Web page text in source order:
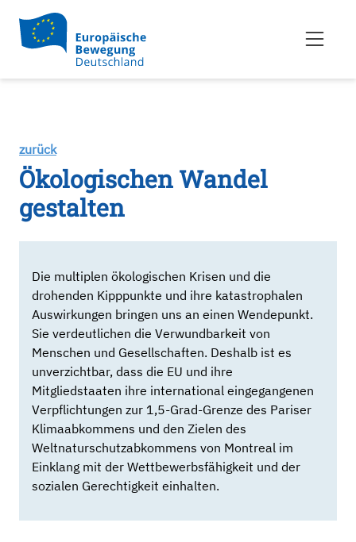
zurück
Ökologischen Wandel
gestalten
Die multiplen ökologischen Krisen und die
drohenden Kipppunkte und ihre katastrophalen
Auswirkungen bringen uns an einen Wendepunkt.
Sie verdeutlichen die Verwundbarkeit von
Menschen und Gesellschaften. Deshalb ist es
unverzichtbar, dass die EU und ihre
Mitgliedstaaten ihre international eingegangenen
Verpflichtungen zur 1,5-Grad-Grenze des Pariser
Klimaabkommens und den Zielen des
Weltnaturschutzabkommens von Montreal im
Einklang mit der Wettbewerbsfähigkeit und der
sozialen Gerechtigkeit einhalten.